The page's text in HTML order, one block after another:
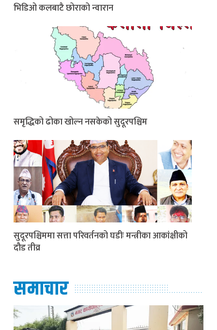
भिडिओ कलबाटै छोराको न्वारान
समृद्धिको ढोका खोल्न नसकेको सुदूरपश्चिम
सुदूरपश्चिममा सत्ता परिवर्तनको घडीः मन्त्रीका आकांक्षीको
दौड तीव्र
समाचार